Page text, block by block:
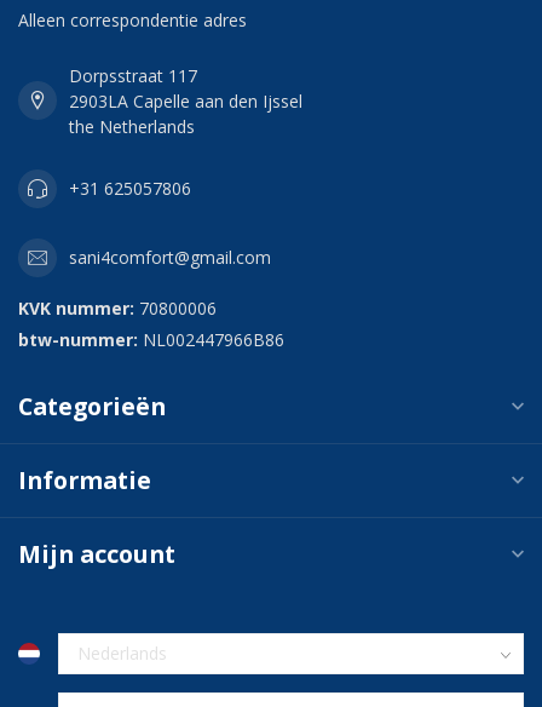
Alleen correspondentie adres
Dorpsstraat 117
2903LA Capelle aan den Ijssel
the Netherlands
+31 625057806
sani4comfort@gmail.com
KVK nummer: 70800006
btw-nummer: NL002447966B86
Categorieën
Informatie
Mijn account